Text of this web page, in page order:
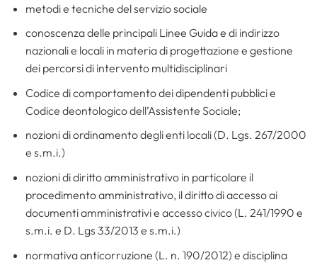
metodi e tecniche del servizio sociale
conoscenza delle principali Linee Guida e di indirizzo
nazionali e locali in materia di progettazione e gestione
dei percorsi di intervento multidisciplinari
Codice di comportamento dei dipendenti pubblici e
Codice deontologico dell’Assistente Sociale;
nozioni di ordinamento degli enti locali (D. Lgs. 267/2000
e s.m.i.)
nozioni di diritto amministrativo in particolare il
procedimento amministrativo, il diritto di accesso ai
documenti amministrativi e accesso civico (L. 241/1990 e
s.m.i. e D. Lgs 33/2013 e s.m.i.)
normativa anticorruzione (L. n. 190/2012) e disciplina